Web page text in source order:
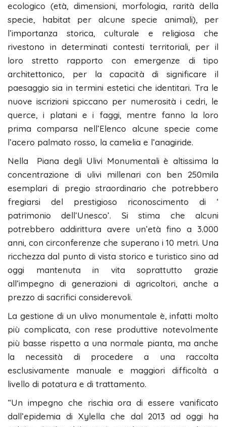
ecologico (età, dimensioni, morfologia, rarità della
specie, habitat per alcune specie animali), per
l’importanza storica, culturale e religiosa che
rivestono in determinati contesti territoriali, per il
loro stretto rapporto con emergenze di tipo
architettonico, per la capacità di significare il
paesaggio sia in termini estetici che identitari. Tra le
nuove iscrizioni spiccano per numerosità i cedri, le
querce, i platani e i faggi, mentre fanno la loro
prima comparsa nell’Elenco alcune specie come
l’acero palmato rosso, la camelia e l’anagiride.
Nella Piana degli Ulivi Monumentali è altissima la
concentrazione di ulivi millenari con ben 250mila
esemplari di pregio straordinario che potrebbero
fregiarsi del prestigioso riconoscimento di ‘
patrimonio dell’Unesco’. Si stima che alcuni
potrebbero addirittura avere un’età fino a 3.000
anni, con circonferenze che superano i 10 metri. Una
ricchezza dal punto di vista storico e turistico sino ad
oggi mantenuta in vita soprattutto grazie
all’impegno di generazioni di agricoltori, anche a
prezzo di sacrifici considerevoli.
La gestione di un ulivo monumentale è, infatti molto
più complicata, con rese produttive notevolmente
più basse rispetto a una normale pianta, ma anche
la necessità di procedere a una raccolta
esclusivamente manuale e maggiori difficoltà a
livello di potatura e di trattamento.
“Un impegno che rischia ora di essere vanificato
dall’epidemia di Xylella che dal 2013 ad oggi ha